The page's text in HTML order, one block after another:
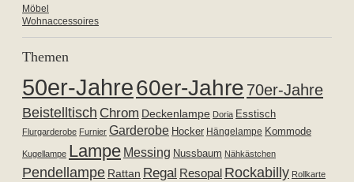
Möbel
Wohnaccessoires
Themen
50er-Jahre60er-Jahre 70er-Jahre
Beistelltisch Chrom Deckenlampe Doria Esstisch
Flurgarderobe Furnier Garderobe Hocker Hängelampe Kommode
Kugellampe Lampe Messing Nussbaum Nähkästchen
Pendellampe Rattan Regal Resopal Rockabilly Rollkarte